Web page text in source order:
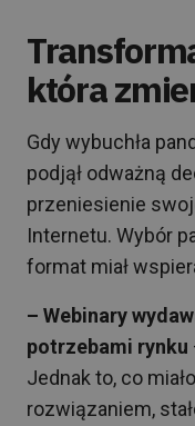
która
Gdy wybuchła
podjął odważną
przeniesienie
Internetu. Wybór
format miał
– Webinary
potrzebami rynku
Jednak to, co
rozwiązaniem,